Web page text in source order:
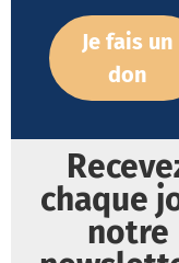
Je fais un
don
chaque
notre